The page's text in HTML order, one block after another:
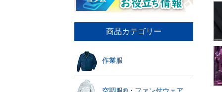
商品カテゴリー
作業服